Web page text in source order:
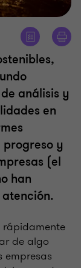
análisis y
en
y
(el
han
rápidamente
de algo
empresas